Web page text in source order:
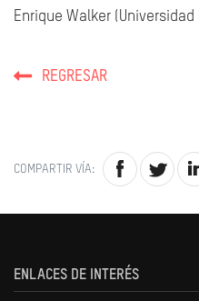
Enrique Walker (Universidad
REGRESAR
COMPARTIR VÍA:
ENLACES DE INTERÉS